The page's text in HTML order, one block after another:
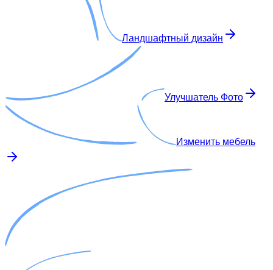
Ландшафтный дизайн
Улучшатель Фото
Изменить мебель